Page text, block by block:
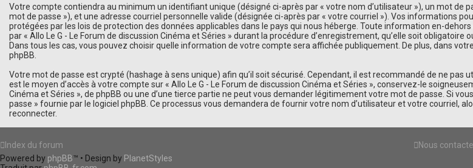
Votre compte contiendra au minimum un identifiant unique (désigné ci-après par « votre nom d’utilisateur »), un mot de
mot de passe »), et une adresse courriel personnelle valide (désignée ci-après par « votre courriel »). Vos informations
protégées par les lois de protection des données applicables dans le pays qui nous héberge. Toute information en-
par « Allo Le G - Le Forum de discussion Cinéma et Séries » durant la procédure d’enregistrement, qu’elle soit obligatoire
Dans tous les cas, vous pouvez choisir quelle information de votre compte sera affichée publiquement. De plus, dans
phpBB.
Votre mot de passe est crypté (hashage à sens unique) afin qu’il soit sécurisé. Cependant, il est recommandé de ne
est le moyen d’accès à votre compte sur « Allo Le G - Le Forum de discussion Cinéma et Séries », conservez-le
Cinéma et Séries », de phpBB ou une d’une tierce partie ne peut vous demander légitimement votre mot de passe. Si
passe » fournie par le logiciel phpBB. Ce processus vous demandera de fournir votre nom d’utilisateur et votre courriel,
reconnecter.
Index du forum
Nous
Powered by phpBB™ • Design by PlanetStyles